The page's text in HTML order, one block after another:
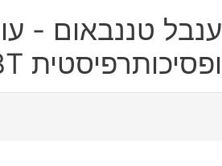
ענבל טננבאום -
ופסיכותרפיסטית CBT